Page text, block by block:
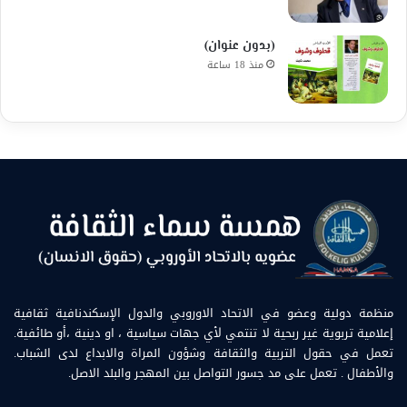
(بدون عنوان)
منذ 18 ساعة
منظمة دولية وعضو في الاتحاد الاوروبي والدول الإسكندنافية ثقافية
إعلامية تربوية غير ربحية لا تنتمي لأي جهات سياسية ، او دينية ،أو طائفية.
تعمل في حقول التربية والثقافة وشؤون المراة والابداع لدى الشباب.
والأطفال . تعمل على مد جسور التواصل بين المهجر والبلد الاصل.